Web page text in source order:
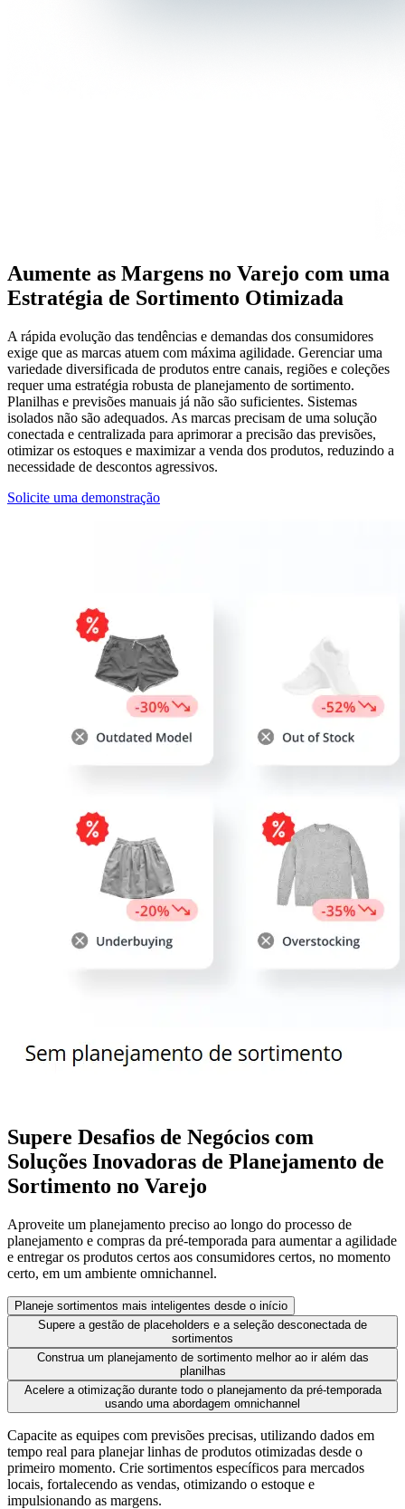
Aumente as Margens no Varejo com uma
Estratégia de Sortimento Otimizada
A rápida evolução das tendências e demandas dos consumidores
exige que as marcas atuem com máxima agilidade. Gerenciar uma
variedade diversificada de produtos entre canais, regiões e coleções
requer uma estratégia robusta de planejamento de sortimento.
Planilhas e previsões manuais já não são suficientes. Sistemas
isolados não são adequados. As marcas precisam de uma solução
conectada e centralizada para aprimorar a precisão das previsões,
otimizar os estoques e maximizar a venda dos produtos, reduzindo a
necessidade de descontos agressivos.
Solicite uma demonstração
Supere Desafios de Negócios com
Soluções Inovadoras de Planejamento de
Sortimento no Varejo
Aproveite um planejamento preciso ao longo do processo de
planejamento e compras da pré-temporada para aumentar a agilidade
e entregar os produtos certos aos consumidores certos, no momento
certo, em um ambiente omnichannel.
Planeje sortimentos mais inteligentes desde o início
Supere a gestão de placeholders e a seleção desconectada de
sortimentos
Construa um planejamento de sortimento melhor ao ir além das
planilhas
Acelere a otimização durante todo o planejamento da pré-temporada
usando uma abordagem omnichannel
Capacite as equipes com previsões precisas, utilizando dados em
tempo real para planejar linhas de produtos otimizadas desde o
primeiro momento. Crie sortimentos específicos para mercados
locais, fortalecendo as vendas, otimizando o estoque e
impulsionando as margens.